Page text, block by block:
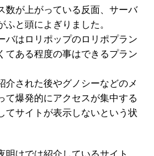
数が上がっている反面、サーバ
と頭によぎりました。
バはロリポップのロリポプラン
てある程度の事はできるプラン
介された後やグノシーなどのメ
て爆発的にアクセスが集中する
てサイトが表示しないという状
明けでは紹介しているサイト